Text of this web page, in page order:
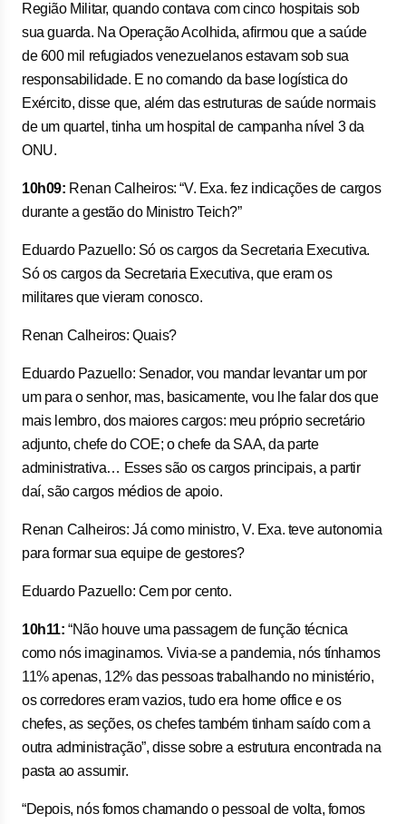
Região Militar, quando contava com cinco hospitais sob
sua guarda. Na Operação Acolhida, afirmou que a saúde
de 600 mil refugiados venezuelanos estavam sob sua
responsabilidade. E no comando da base logística do
Exército, disse que, além das estruturas de saúde normais
de um quartel, tinha um hospital de campanha nível 3 da
ONU.
10h09: Renan Calheiros: “V. Exa. fez indicações de cargos
durante a gestão do Ministro Teich?”
Eduardo Pazuello: Só os cargos da Secretaria Executiva.
Só os cargos da Secretaria Executiva, que eram os
militares que vieram conosco.
Renan Calheiros: Quais?
Eduardo Pazuello: Senador, vou mandar levantar um por
um para o senhor, mas, basicamente, vou lhe falar dos que
mais lembro, dos maiores cargos: meu próprio secretário
adjunto, chefe do COE; o chefe da SAA, da parte
administrativa… Esses são os cargos principais, a partir
daí, são cargos médios de apoio.
Renan Calheiros: Já como ministro, V. Exa. teve autonomia
para formar sua equipe de gestores?
Eduardo Pazuello: Cem por cento.
10h11: “Não houve uma passagem de função técnica
como nós imaginamos. Vivia-se a pandemia, nós tínhamos
11% apenas, 12% das pessoas trabalhando no ministério,
os corredores eram vazios, tudo era home office e os
chefes, as seções, os chefes também tinham saído com a
outra administração”, disse sobre a estrutura encontrada na
pasta ao assumir.
“Depois, nós fomos chamando o pessoal de volta, fomos